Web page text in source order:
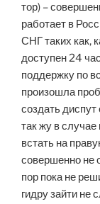
тор) –
работает в
СНГ таких как,
доступен 24
поддержку по
произошла
создать
так жу в
встать на
совершенно не
пор пока не
гидру зайти не